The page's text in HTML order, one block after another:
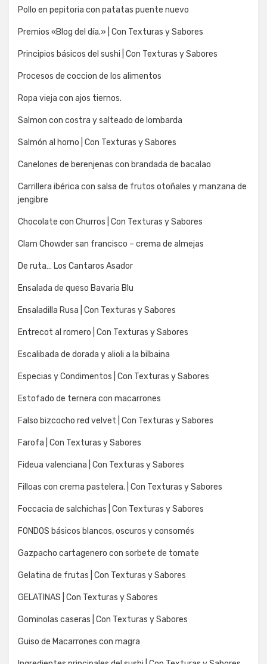
Pollo en pepitoria con patatas puente nuevo
Premios «Blog del día.» | Con Texturas y Sabores
Principios básicos del sushi | Con Texturas y Sabores
Procesos de coccion de los alimentos
Ropa vieja con ajos tiernos.
Salmon con costra y salteado de lombarda
Salmón al horno | Con Texturas y Sabores
Canelones de berenjenas con brandada de bacalao
Carrillera ibérica con salsa de frutos otoñales y manzana de
jengibre
Chocolate con Churros | Con Texturas y Sabores
Clam Chowder san francisco – crema de almejas
De ruta… Los Cantaros Asador
Ensalada de queso Bavaria Blu
Ensaladilla Rusa | Con Texturas y Sabores
Entrecot al romero | Con Texturas y Sabores
Escalibada de dorada y alioli a la bilbaina
Especias y Condimentos | Con Texturas y Sabores
Estofado de ternera con macarrones
Falso bizcocho red velvet | Con Texturas y Sabores
Farofa | Con Texturas y Sabores
Fideua valenciana | Con Texturas y Sabores
Filloas con crema pastelera. | Con Texturas y Sabores
Foccacia de salchichas | Con Texturas y Sabores
FONDOS básicos blancos, oscuros y consomés
Gazpacho cartagenero con sorbete de tomate
Gelatina de frutas | Con Texturas y Sabores
GELATINAS | Con Texturas y Sabores
Gominolas caseras | Con Texturas y Sabores
Guiso de Macarrones con magra